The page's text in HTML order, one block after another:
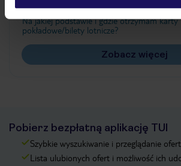
Czy w Hotelu będzie przedstawiciel TUI?
Na jakiej podstawie i gdzie otrzymam karty
pokładowe/bilety lotnicze?
Zobacz więcej
Pobierz bezpłatną aplikację TUI
Szybkie wyszukiwanie i przeglądanie ofert
Lista ulubionych ofert i możliwość ich